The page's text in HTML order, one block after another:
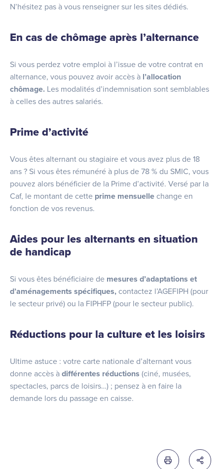
N’hésitez pas à vous renseigner sur les sites dédiés.
En cas de chômage après l’alternance
Si vous perdez votre emploi à l’issue de votre contrat en
alternance, vous pouvez avoir accès à l’allocation
chômage. Les modalités d’indemnisation sont semblables
à celles des autres salariés.
Prime d’activité
Vous êtes alternant ou stagiaire et vous avez plus de 18
ans ? Si vous êtes rémunéré à plus de 78 % du SMIC, vous
pouvez alors bénéficier de la Prime d’activité. Versé par la
Caf, le montant de cette prime mensuelle change en
fonction de vos revenus.
Aides pour les alternants en situation
de handicap
Si vous êtes bénéficiaire de mesures d’adaptations et
d’aménagements spécifiques, contactez l’AGEFIPH (pour
le secteur privé) ou la FIPHFP (pour le secteur public).
Réductions pour la culture et les loisirs
Ultime astuce : votre carte nationale d’alternant vous
donne accès à différentes réductions (ciné, musées,
spectacles, parcs de loisirs…) ; pensez à en faire la
demande lors du passage en caisse.
Imprimer cette